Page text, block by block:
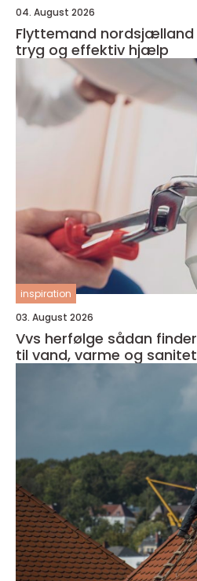
04. August 2026
Flyttemand nordsjælland sådan vælger du
tryg og effektiv hjælp
inspiration
03. August 2026
Vvs herfølge sådan finder du den rette hjælp
til vand, varme og sanitet